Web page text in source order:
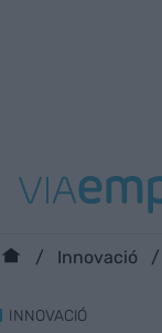
Innovació
INNOVACIÓ